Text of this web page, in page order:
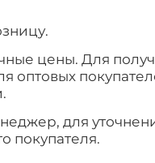
цены. Для
оптовых
для
покупателя.